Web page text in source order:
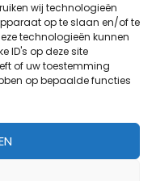
wij technologieën
op te slaan en/of te
technologieën kunnen
ID's op deze site
of uw toestemming
op bepaalde functies